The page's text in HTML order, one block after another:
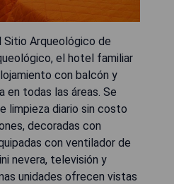
Arqueológico de
el hotel familiar
con balcón y
en todas las áreas. Se
limpieza diario sin costo
decoradas con
con ventilador de
nevera, televisión y
unidades ofrecen vistas